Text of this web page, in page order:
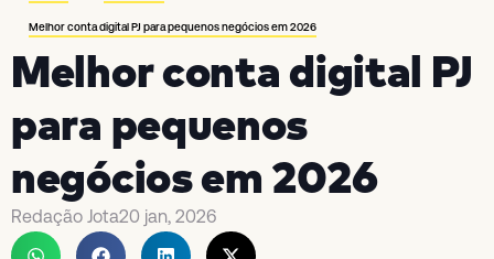
Melhor conta digital PJ para pequenos negócios em 2026
Melhor conta digital PJ
para pequenos
negócios em 2026
Redação Jota20 jan, 2026